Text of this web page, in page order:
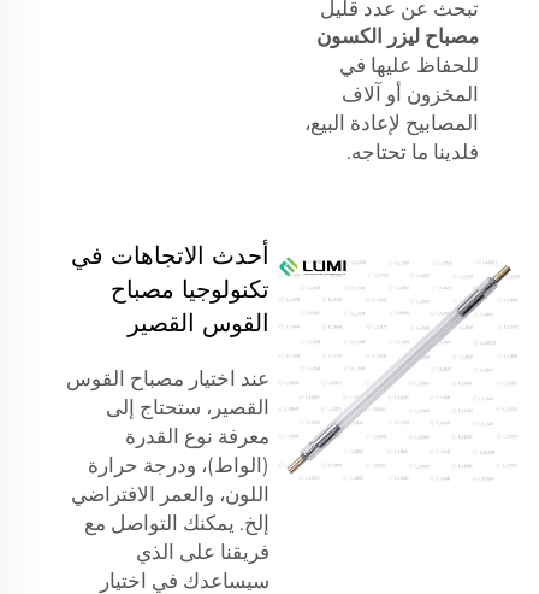
تبحث عن عدد قليل
مصباح ليزر الكسون
للحفاظ عليها في
المخزون أو آلاف
المصابيح لإعادة البيع،
فلدينا ما تحتاجه.
أحدث الاتجاهات في
تكنولوجيا مصباح
القوس القصير
عند اختيار مصباح القوس
القصير، ستحتاج إلى
معرفة نوع القدرة
(الواط)، ودرجة حرارة
اللون، والعمر الافتراضي
إلخ. يمكنك التواصل مع
فريقنا على الذي
سيساعدك في اختيار